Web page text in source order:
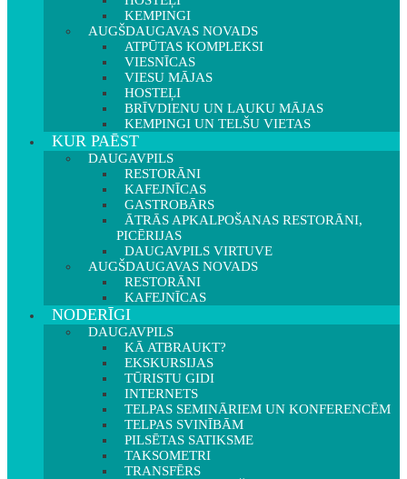
KEMPINGI
AUGŠDAUGAVAS NOVADS
ATPŪTAS KOMPLEKSI
VIESNĪCAS
VIESU MĀJAS
HOSTEĻI
BRĪVDIENU UN LAUKU MĀJAS
KEMPINGI UN TELŠU VIETAS
KUR PAĒST
DAUGAVPILS
RESTORĀNI
KAFEJNĪCAS
GASTROBĀRS
ĀTRĀS APKALPOŠANAS RESTORĀNI,
PICĒRIJAS
DAUGAVPILS VIRTUVE
AUGŠDAUGAVAS NOVADS
RESTORĀNI
KAFEJNĪCAS
NODERĪGI
DAUGAVPILS
KĀ ATBRAUKT?
EKSKURSIJAS
TŪRISTU GIDI
INTERNETS
TELPAS SEMINĀRIEM UN KONFERENCĒM
TELPAS SVINĪBĀM
PILSĒTAS SATIKSME
TAKSOMETRI
TRANSFĒRS